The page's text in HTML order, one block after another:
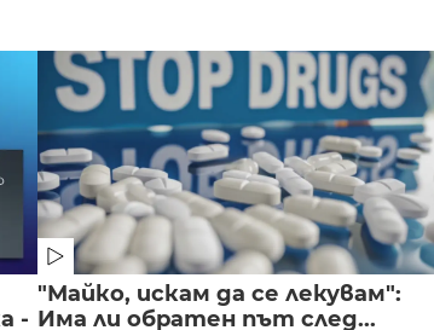
-
"Майко, искам да се лекувам":
Има ли обратен път след...